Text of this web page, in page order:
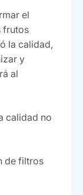
el
frutos
la calidad,
y
al
calidad no
de filtros